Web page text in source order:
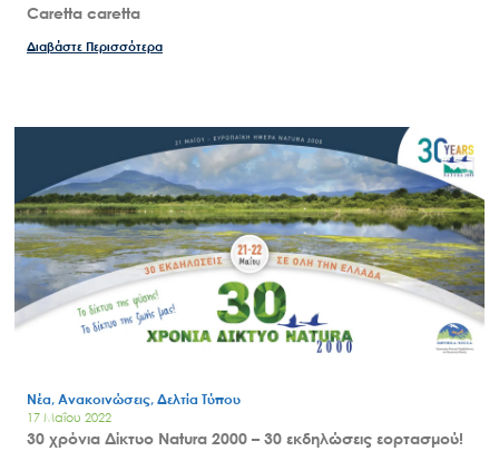
Caretta caretta
Διαβάστε Περισσότερα
Νέα, Ανακοινώσεις, Δελτία Τύπου
17 Μαΐου 2022
30 χρόνια Δίκτυο Natura 2000 – 30 εκδηλώσεις εορτασμού!